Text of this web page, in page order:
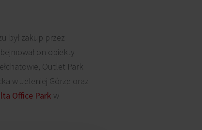
był zakup przez
on obiekty
Outlet Park
w Jeleniej Górze oraz
Office Park w